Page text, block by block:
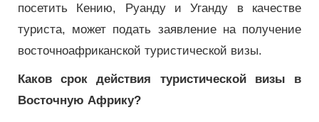
посетить Кению, Руанду и Уганду в качестве
туриста, может подать заявление на получение
восточноафриканской туристической визы.
Каков срок действия туристической визы в
Восточную Африку?